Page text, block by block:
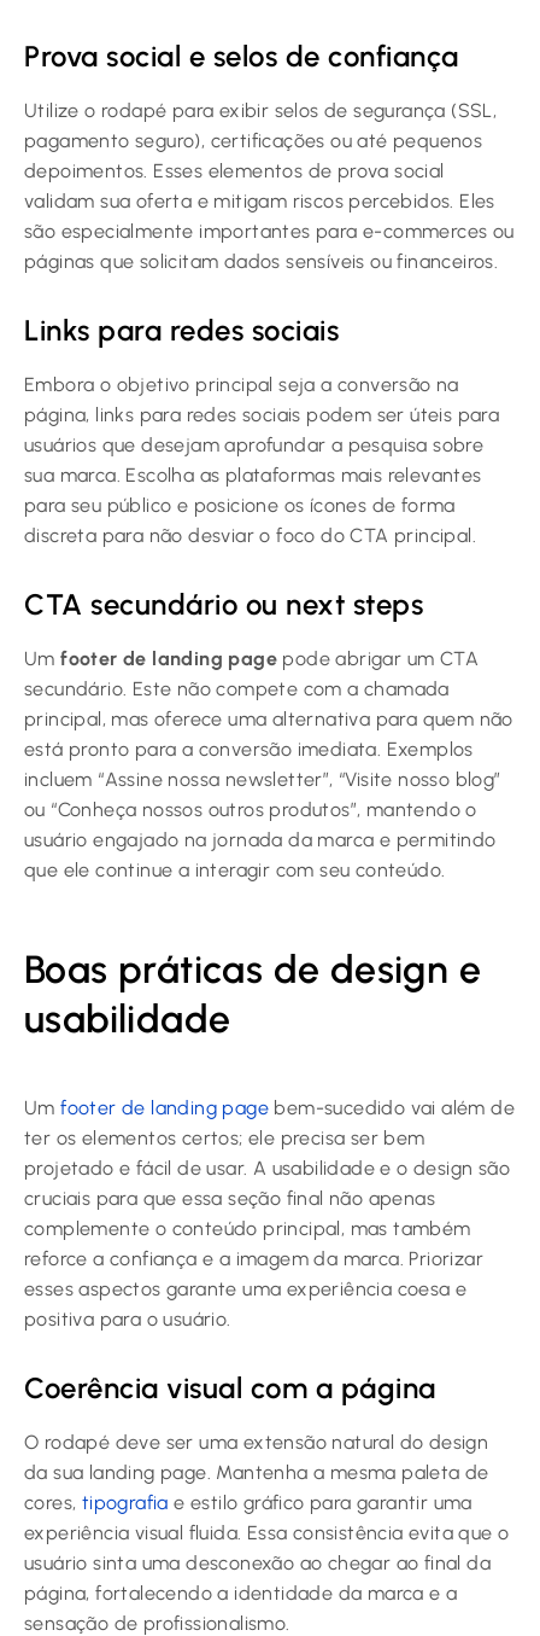
Prova social e selos de confiança
Utilize o rodapé para exibir selos de segurança (SSL,
pagamento seguro), certificações ou até pequenos
depoimentos. Esses elementos de prova social
validam sua oferta e mitigam riscos percebidos. Eles
são especialmente importantes para e-commerces ou
páginas que solicitam dados sensíveis ou financeiros.
Links para redes sociais
Embora o objetivo principal seja a conversão na
página, links para redes sociais podem ser úteis para
usuários que desejam aprofundar a pesquisa sobre
sua marca. Escolha as plataformas mais relevantes
para seu público e posicione os ícones de forma
discreta para não desviar o foco do CTA principal.
CTA secundário ou next steps
Umfooter de landing page pode abrigar um CTA
secundário. Este não compete com a chamada
principal, mas oferece uma alternativa para quem não
está pronto para a conversão imediata. Exemplos
incluem “Assine nossa newsletter”, “Visite nosso blog”
ou “Conheça nossos outros produtos”, mantendo o
usuário engajado na jornada da marca e permitindo
que ele continue a interagir com seu conteúdo.
Boas práticas de design e
usabilidade
Umfooter de landing page bem-sucedido vai além de
ter os elementos certos; ele precisa ser bem
projetado e fácil de usar. A usabilidade e o design são
cruciais para que essa seção final não apenas
complemente o conteúdo principal, mas também
reforce a confiança e a imagem da marca. Priorizar
esses aspectos garante uma experiência coesa e
positiva para o usuário.
Coerência visual com a página
O rodapé deve ser uma extensão natural do design
da sua landing page. Mantenha a mesma paleta de
cores, tipografia e estilo gráfico para garantir uma
experiência visual fluida. Essa consistência evita que o
usuário sinta uma desconexão ao chegar ao final da
página, fortalecendo a identidade da marca e a
sensação de profissionalismo.